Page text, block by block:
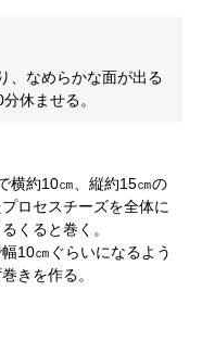
、なめらかな面が出る
休ませる。
横約10㎝、縦約15㎝の
ロセスチーズを全体に
くると巻く。
10㎝ぐらいになるよう
きを作る。